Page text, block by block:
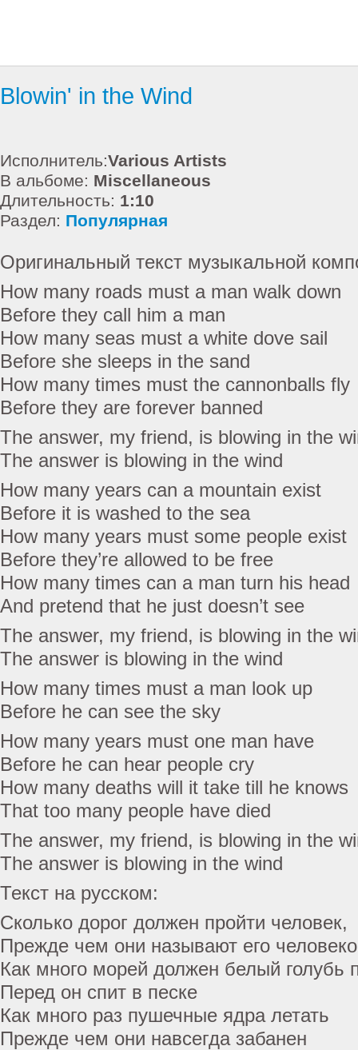
Blowin' in the Wind
Исполнитель:Various Artists
В альбоме: Miscellaneous
Длительность: 1:10
Раздел: Популярная
Оригинальный текст музыкальной
How many roads must a man walk down
Before they call him a man
How many seas must a white dove sail
Before she sleeps in the sand
How many times must the cannonballs fly
Before they are forever banned
The answer, my friend, is blowing in the
The answer is blowing in the wind
How many years can a mountain exist
Before it is washed to the sea
How many years must some people exist
Before they’re allowed to be free
How many times can a man turn his head
And pretend that he just doesn’t see
The answer, my friend, is blowing in the
The answer is blowing in the wind
How many times must a man look up
Before he can see the sky
How many years must one man have
Before he can hear people cry
How many deaths will it take till he knows
That too many people have died
The answer, my friend, is blowing in the
The answer is blowing in the wind
Текст на русском:
Сколько дорог должен пройти человек,
Прежде чем они называют его
Как много морей должен белый голубь
Перед он спит в песке
Как много раз пушечные ядра летать
Прежде чем они навсегда забанен